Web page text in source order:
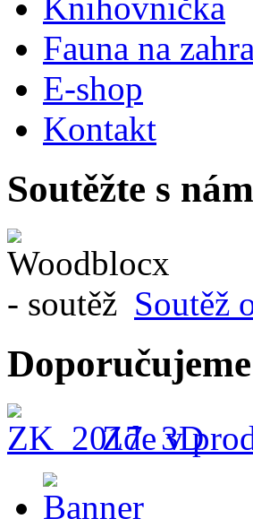
Knihovnička
Fauna na
E-shop
Kontakt
Soutěžte s
Soutěž
Doporučujeme
Zde v